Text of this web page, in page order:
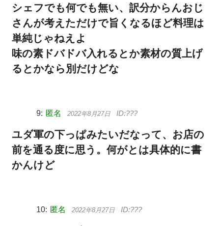
シェフでも何でも無い、訳分からんおじ
さんが考えただけで旨くなるほど料理は
単純じゃねえよ
味の素ドバドバ入れるとか素材の質上げ
るとかなら別だけどな
匿名 2022年8月27日
ユダ軍の下っぱみたいだなって、お店の
前を通る度に思う。何がとは具体的に書
かんけど
匿名 2022年8月27日